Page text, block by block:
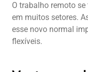
O trabalho remoto
em muitos setores.
esse novo normal
flexíveis.